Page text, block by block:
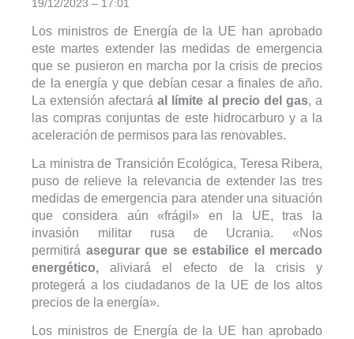
19/12/2023 – 17:01
Los ministros de Energía de la UE han aprobado
este martes extender las medidas de emergencia
que se pusieron en marcha por la crisis de precios
de la energía y que debían cesar a finales de año.
La extensión afectaráal límite al precio del gas, a
las compras conjuntas de este hidrocarburo y a la
aceleración de permisos para las renovables.
La ministra de Transición Ecológica, Teresa Ribera,
puso de relieve la relevancia de extender las tres
medidas de emergencia para atender una situación
que considera aún «frágil» en la UE, tras la
invasión militar rusa de Ucrania. «Nos
permitirá asegurar que se estabilice el mercado
energético, aliviará el efecto de la crisis y
protegerá a los ciudadanos de la UE de los altos
precios de la energía».
Los ministros de Energía de la UE han aprobado